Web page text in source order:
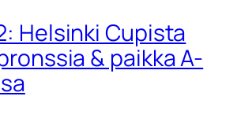
Helsinki Cupista
& paikka A-